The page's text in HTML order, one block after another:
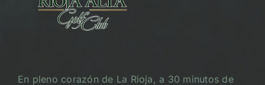
En pleno corazón de La Rioja, a 30 minutos de